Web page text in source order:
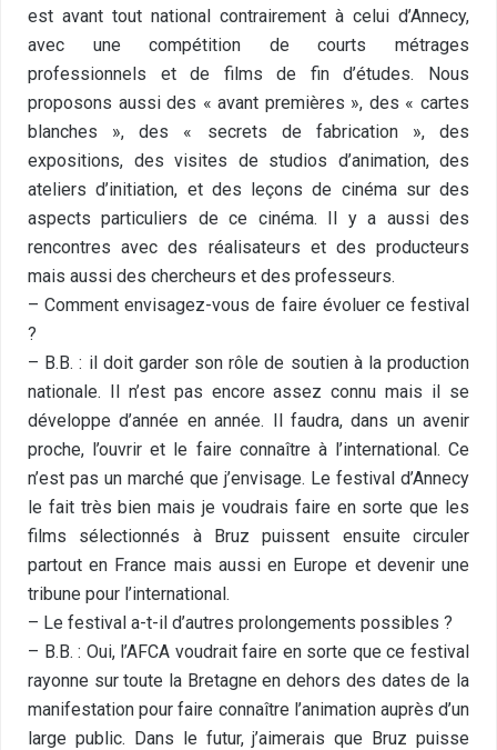
est avant tout national contrairement à celui d’Annecy,
avec une compétition de courts métrages
professionnels et de films de fin d’études. Nous
proposons aussi des « avant premières », des « cartes
blanches », des « secrets de fabrication », des
expositions, des visites de studios d’animation, des
ateliers d’initiation, et des leçons de cinéma sur des
aspects particuliers de ce cinéma. Il y a aussi des
rencontres avec des réalisateurs et des producteurs
mais aussi des chercheurs et des professeurs.
– Comment envisagez-vous de faire évoluer ce festival
?
– B.B. : il doit garder son rôle de soutien à la production
nationale. Il n’est pas encore assez connu mais il se
développe d’année en année. Il faudra, dans un avenir
proche, l’ouvrir et le faire connaître à l’international. Ce
n’est pas un marché que j’envisage. Le festival d’Annecy
le fait très bien mais je voudrais faire en sorte que les
films sélectionnés à Bruz puissent ensuite circuler
partout en France mais aussi en Europe et devenir une
tribune pour l’international.
– Le festival a-t-il d’autres prolongements possibles ?
– B.B. : Oui, l’AFCA voudrait faire en sorte que ce festival
rayonne sur toute la Bretagne en dehors des dates de la
manifestation pour faire connaître l’animation auprès d’un
large public. Dans le futur, j’aimerais que Bruz puisse